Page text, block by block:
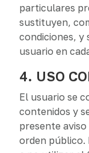
particulares
sustituyen,
condiciones, y
usuario en
4. USO
El usuario se
contenidos y
presente
orden público.